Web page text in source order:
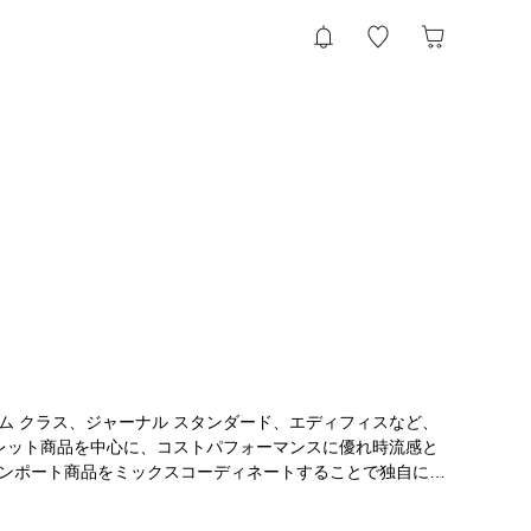
クラス、ジャーナル スタンダード、エディフィスなど、
ト商品を中心に、コストパフォーマンスに優れ時流感と
ート商品をミックスコーディネートすることで独自に価